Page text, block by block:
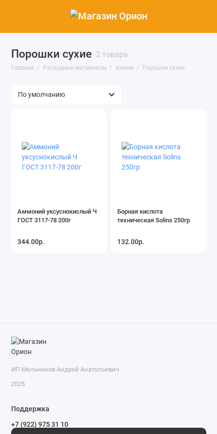
Порошки сухие 2 товара
Главная Расходные материалы Химия Порошки сухие
Аммоний уксуснокислый Ч
ГОСТ 3117-78 200г
344.00р.
Борная кислота
техническая Solins 250гр
132.00р.
ИП Мельников Андрей Анатольевич
2025
Поддержка
+7 (922) 975 31 10